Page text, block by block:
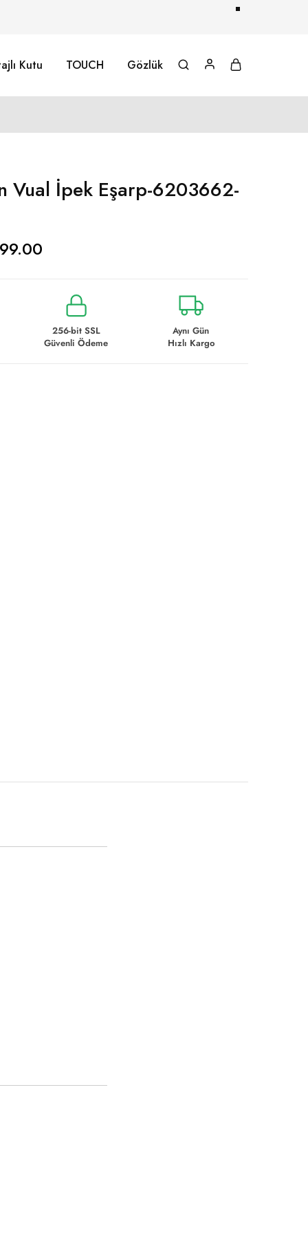
Kutu TOUCH Gözlük
Vual İpek Eşarp-6203662-
256-bit SSL
Güvenli Ödeme
Aynı Gün
Hızlı Kargo